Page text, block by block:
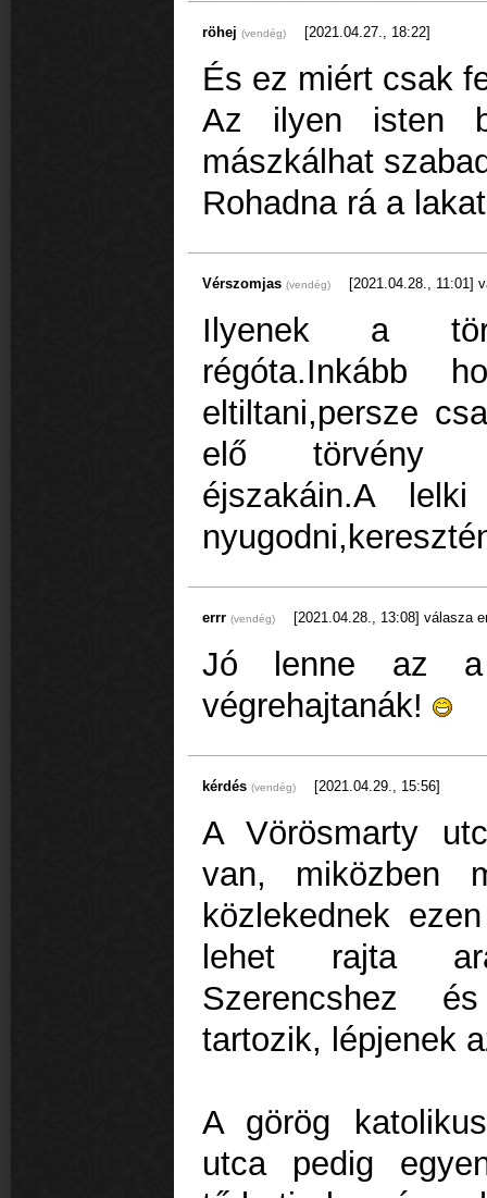
röhej (vendég) [2021.04.27., 18:22]
És ez miért csak
Az ilyen isten
mászkálhat
Rohadna rá a
Vérszomjas (vendég) [2021.04.28., 11:01]
Ilyenek a
régóta.Inkább
eltiltani,persze
elő törvény
éjszakáin.A
errr (vendég) [2021.04.28., 13:08] válasza
Jó lenne az a
végrehajtanák!
kérdés (vendég) [2021.04.29., 15:56]
A Vörösmarty
van, miközben
közlekednek
lehet rajta
Szerencshez
tartozik, lépjenek
A görög
utca pedig